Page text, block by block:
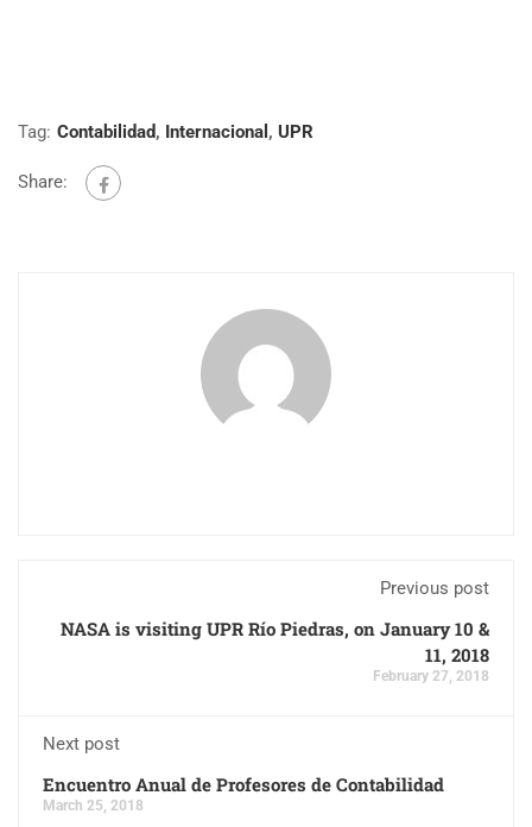
Tag: Contabilidad, Internacional , UPR
Share:
Previous post
NASA is visiting UPR Río Piedras, on January 10 &
11, 2018
February 27, 2018
Next post
Encuentro Anual de Profesores de Contabilidad
March 25, 2018